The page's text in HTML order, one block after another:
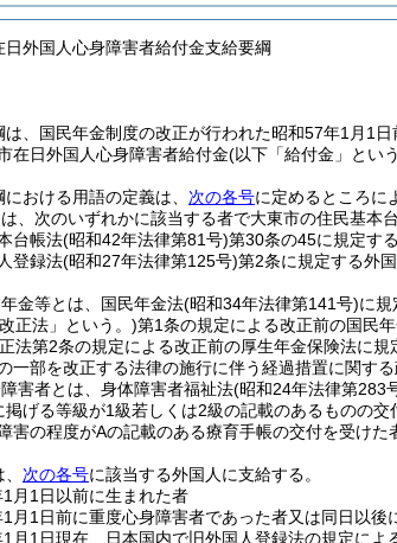
日外国人心身障害者給付金支給要綱
は、国民年金制度の改正が行われた昭和57年1月1
在日外国人心身障害者給付金(以下「給付金」とい
における用語の定義は、 次の各号に定めるところに
、次のいずれかに該当する者で大東市の住民基本
台帳法(昭和42年法律第81号)第30条の45に規定す
登録法(昭和27年法律第125号)第2条に規定する外
金等とは、国民年金法(昭和34年法律第141号)に規
正法」という。)第1条の規定による改正前の国民
法第2条の規定による改正前の厚生年金保険法に
一部を改正する法律の施行に伴う経過措置に関す
害者とは、身体障害者福祉法(昭和24年法律第283
掲げる等級が1級若しくは2級の記載のあるものの
害の程度がAの記載のある療育手帳の交付を受けた
次の各号に該当する外国人に支給する。
月1日以前に生まれた者
月1日前に重度心身障害者であった者又は同日以
月1日現在、日本国内で旧外国人登録法の規定に